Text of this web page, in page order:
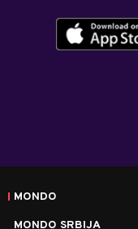
MONDO
MONDO SRBIJA